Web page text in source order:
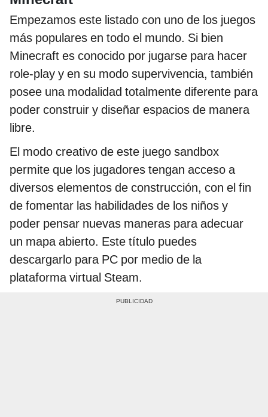
Empezamos este listado con uno de los juegos
más populares en todo el mundo. Si bien
Minecraft es conocido por jugarse para hacer
role-play y en su modo supervivencia, también
posee una modalidad totalmente diferente para
poder construir y diseñar espacios de manera
libre.
El modo creativo de este juego sandbox
permite que los jugadores tengan acceso a
diversos elementos de construcción, con el fin
de fomentar las habilidades de los niños y
poder pensar nuevas maneras para adecuar
un mapa abierto. Este título puedes
descargarlo para PC por medio de la
plataforma virtual Steam.